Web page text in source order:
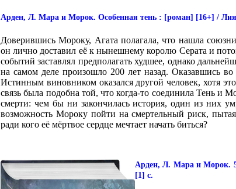
Арден, Л. Мара и Морок. Особенная тень : [роман] [16+] /
Доверившись Мороку, Агата полагала, что нашла
он лично доставил её к нынешнему королю Серата и
событий заставлял предполагать худшее, однако
на самом деле произошло 200 лет назад. Оказавшись во
Истинным виновником оказался другой человек, хотя
связь была подобна той, что когда-то соединила Тень и
смерти: чем бы ни закончилась история, один из них
возможность Мороку пойти на смертельный риск,
ради кого её мёртвое сердце мечтает начать биться?
Арден, Л. Мара и Морок.
[1] с.